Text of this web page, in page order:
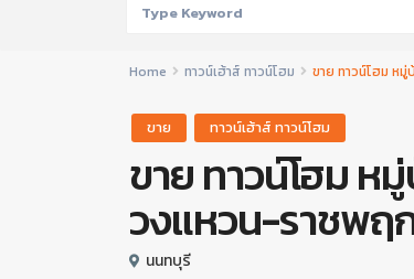
Home ทาวน์เฮ้าส์ ทาวน์โฮม ขาย ทาวน์โฮม ห
ขาย ทาวน์เฮ้าส์ ทาวน์โฮม
ขาย ทาวน์โฮม ห
วงแหวน-ราชพฤ
นนทบุรี